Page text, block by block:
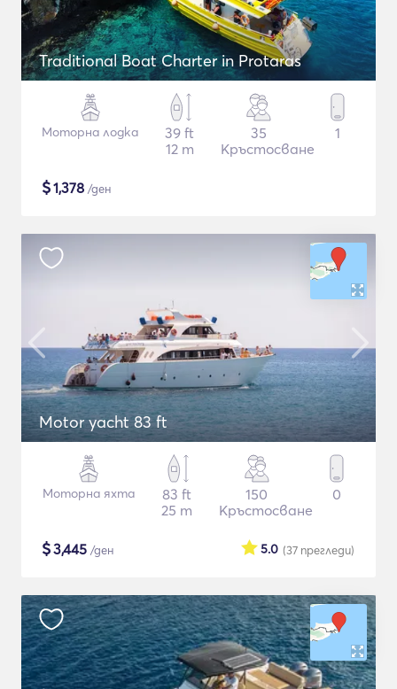
Traditional Boat Charter in Protaras
Моторна лодка
39 ft
12 m
35
Кръстосване
1
$1,378 /ден
Motor yacht 83 ft
Моторна яхта
83 ft
25 m
150
Кръстосване
0
$3,445 /ден (37 прегледи)
5.0